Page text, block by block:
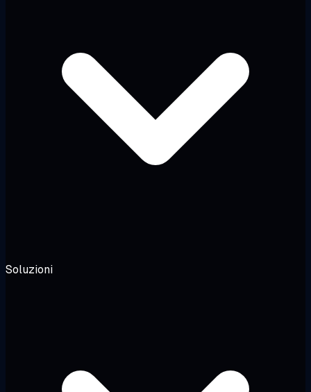
Soluzioni